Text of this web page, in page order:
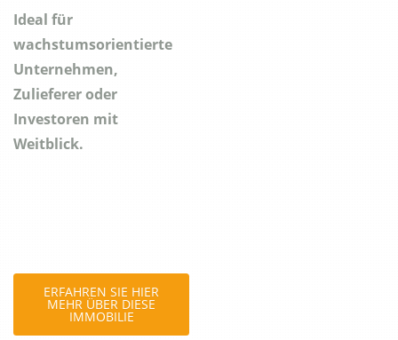
Ideal für
wachstumsorientierte
Unternehmen,
Zulieferer oder
Investoren mit
Weitblick.
ERFAHREN SIE HIER
MEHR ÜBER DIESE
IMMOBILIE